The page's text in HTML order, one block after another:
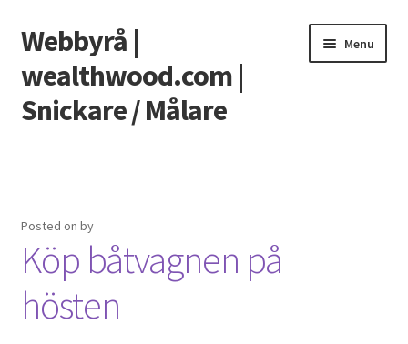
Skip
to
navigation
Skip
to
content
Webbyrå |
wealthwood.com |
Snickare / Målare
Menu
Bettskena – Så fungerar det
Få rätt snickare till din renovering
Posted on by
Köp båtvagnen på
hösten